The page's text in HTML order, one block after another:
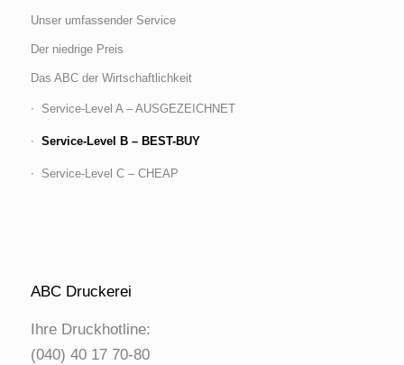
Unser umfassender Service
Der niedrige Preis
Das ABC der Wirtschaftlichkeit
Service-Level A – AUSGEZEICHNET
Service-Level B – BEST-BUY
Service-Level C – CHEAP
ABC Druckerei
Ihre Druckhotline:
(040) 40 17 70-80